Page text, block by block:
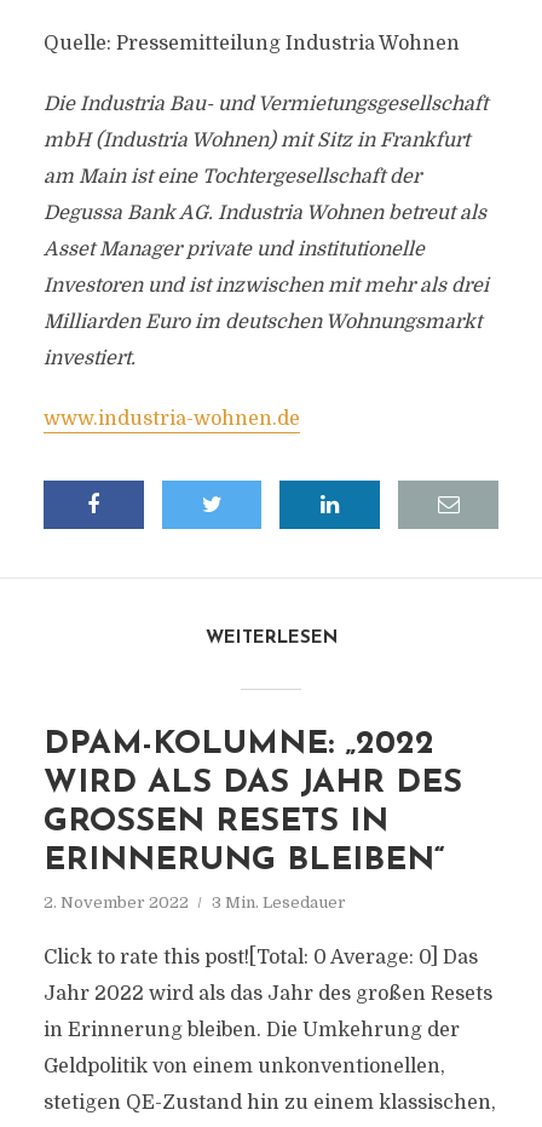
Quelle: Pressemitteilung Industria Wohnen
Die Industria Bau- und Vermietungsgesellschaft
mbH (Industria Wohnen) mit Sitz in Frankfurt
am Main ist eine Tochtergesellschaft der
Degussa Bank AG. Industria Wohnen betreut als
Asset Manager private und institutionelle
Investoren und ist inzwischen mit mehr als drei
Milliarden Euro im deutschen Wohnungsmarkt
investiert.
www.industria-wohnen.de
WEITERLESEN
DPAM-KOLUMNE: „2022
WIRD ALS DAS JAHR DES
GROSSEN RESETS IN E
RINNERUNG BLEIBEN“
2. November 2022 3 Min. Lesedauer
Click to rate this post![Total: 0 Average: 0] Das
Jahr 2022 wird als das Jahr des großen Resets
in Erinnerung bleiben. Die Umkehrung der
Geldpolitik von einem unkonventionellen,
stetigen QE-Zustand hin zu einem klassischen,